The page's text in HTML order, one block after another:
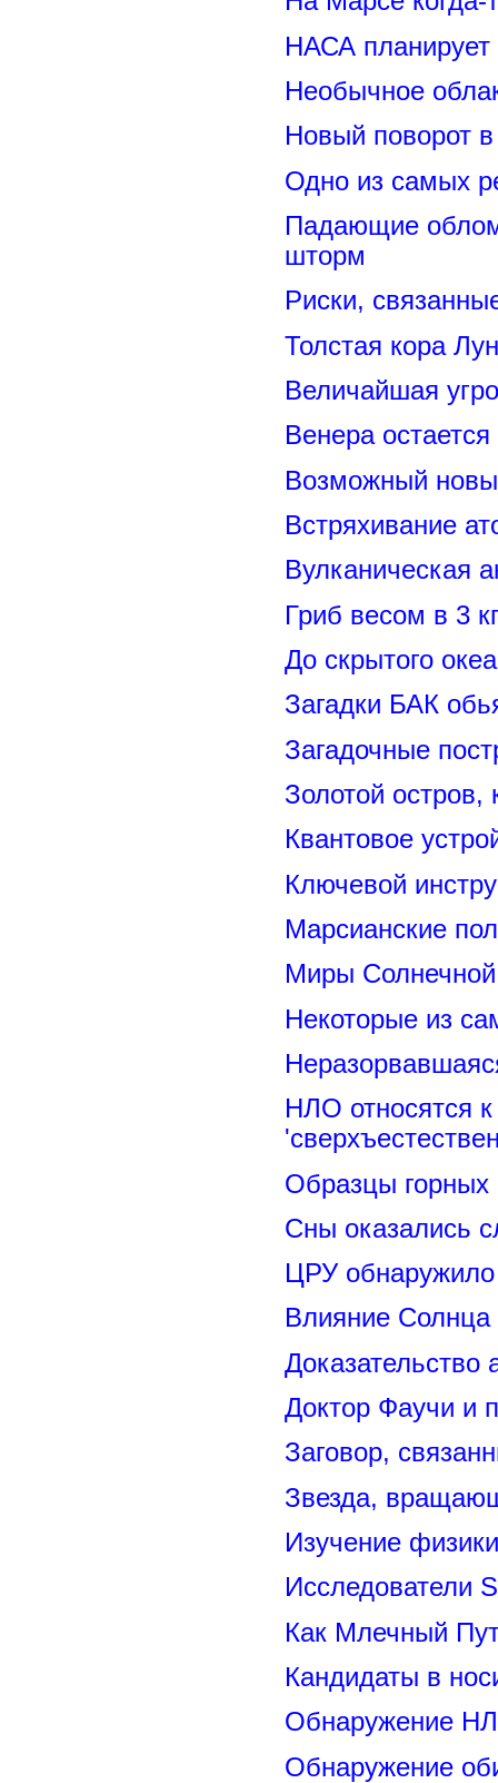
НАСА
Необычное
Новый поворот
Одно из самых
Падающие
шторм
Риски,
Толстая кора
Величайшая
Венера
Возможный
Встряхивание
Вулканическая
Гриб весом в 3
До скрытого
Загадки БАК
Загадочные
Золотой остров,
Квантовое
Ключевой
Марсианские
Миры
Некоторые из
НЛО относятся к
Образцы горных
Сны оказались
ЦРУ обнаружило
Влияние
Доказательство
Доктор Фаучи и
Заговор,
Звезда,
Изучение
Исследователи
Как Млечный
Кандидаты в
Обнаружение
Обнаружение